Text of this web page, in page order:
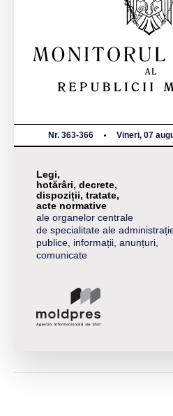
Nr. 363-366 Vineri, 07
Legi,
hotărâri, decrete,
dispoziții, tratate,
acte normative
ale organelor centrale
de specialitate ale
publice, informații, anunțuri,
comunicate